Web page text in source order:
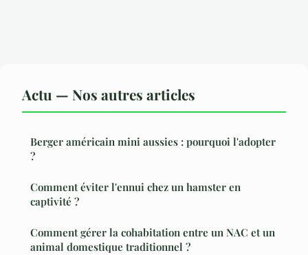
Actu — Nos autres articles
Berger américain mini aussies : pourquoi l'adopter
?
Comment éviter l'ennui chez un hamster en
captivité ?
Comment gérer la cohabitation entre un NAC et un
animal domestique traditionnel ?